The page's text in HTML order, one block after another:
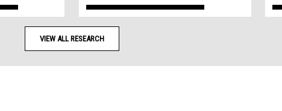
VIEW ALL RESEARCH